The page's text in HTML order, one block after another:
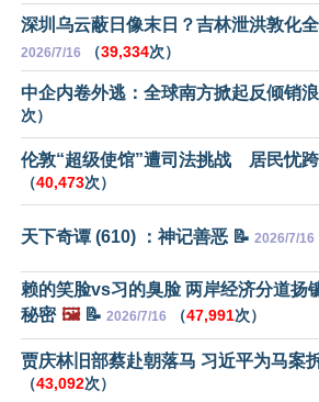
深圳乌云蔽日像末日？吉林泄洪敦化
2026/7/16 （39,334次）
中企内卷外逃：全球南方掀起反倾销
次）
伦敦“超级使馆”遭司法挑战 居民忧
（40,473次）
天下奇谭 (610) ：神记善恶 📝 2026/7/16
赖的笑脸vs习的臭脸 两岸经济分道扬
秘密 🖼️📝 2026/7/16 （47,991次）
贾庆林旧部蔡赴朝落马 习近平为马案
（43,092次）